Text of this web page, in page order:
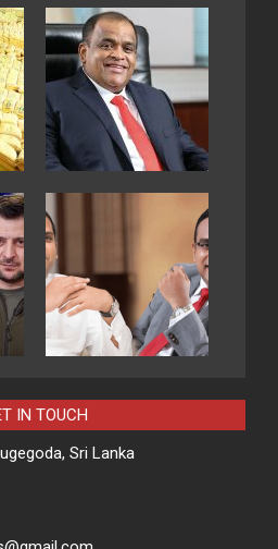
IN TOUCH
Sri Lanka